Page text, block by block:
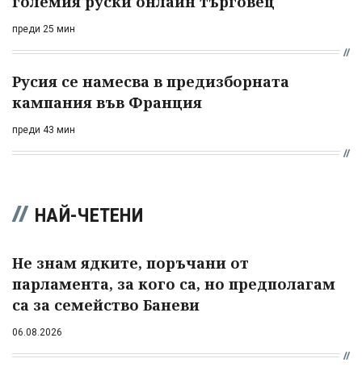
преди 25 мин
Русия се намесва в предизборната
кампания във Франция
преди 43 мин
НАЙ-ЧЕТЕНИ
Не знам ядките, поръчани от
парламента, за кого са, но предполагам
са за семейство Баневи
06.08.2026